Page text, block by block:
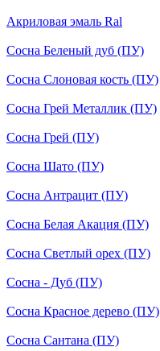
Акриловая эмаль Ral
Сосна Беленый дуб (ПУ)
Сосна Слоновая кость (ПУ)
Сосна Грей Металлик (ПУ)
Сосна Грей (ПУ)
Сосна Шато (ПУ)
Сосна Антрацит (ПУ)
Сосна Белая Акация (ПУ)
Сосна Светлый орех (ПУ)
Сосна - Дуб (ПУ)
Сосна Красное дерево (ПУ)
Сосна Сантана (ПУ)